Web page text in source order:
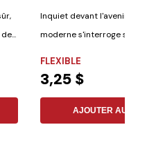
Inquiet devant l'avenir,
moderne s'interroge sur
FLEXIBLE
3,25 $
AJOUTER AU